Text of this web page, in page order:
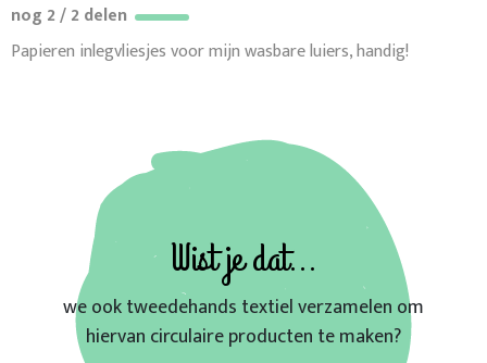
nog 2 / 2 delen
Papieren inlegvliesjes voor mijn wasbare luiers, handig!
Wist je dat...
we ook tweedehands textiel verzamelen om
hiervan circulaire producten te maken?